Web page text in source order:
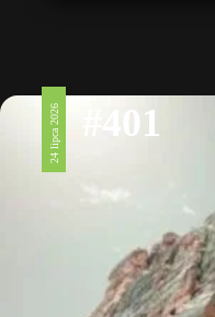
24 lipca 2026 #401